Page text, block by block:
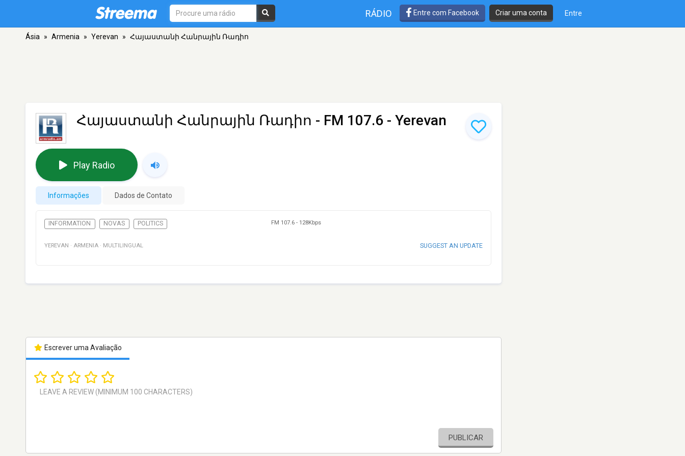
RÁDIO Entre com Facebook Criar uma conta Entre
Ásia » Armenia » Yerevan » Հայաստանի Հանրային Ռադիո
Հայաստանի Հանրային Ռադիո - FM 107.6 - Yerevan
Play Radio
Informações Dados de Contato
INFORMATION NOVAS POLITICS FM 107.6 - 128Kbps
YEREVAN · ARMENIA · MULTILINGUAL SUGGEST AN UPDATE
Escrever uma Avaliação
PUBLICAR